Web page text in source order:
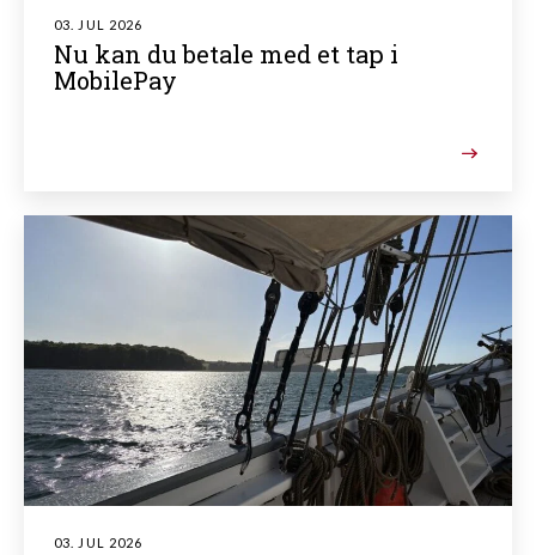
03. JUL 2026
Nu kan du betale med et tap i
MobilePay
03. JUL 2026